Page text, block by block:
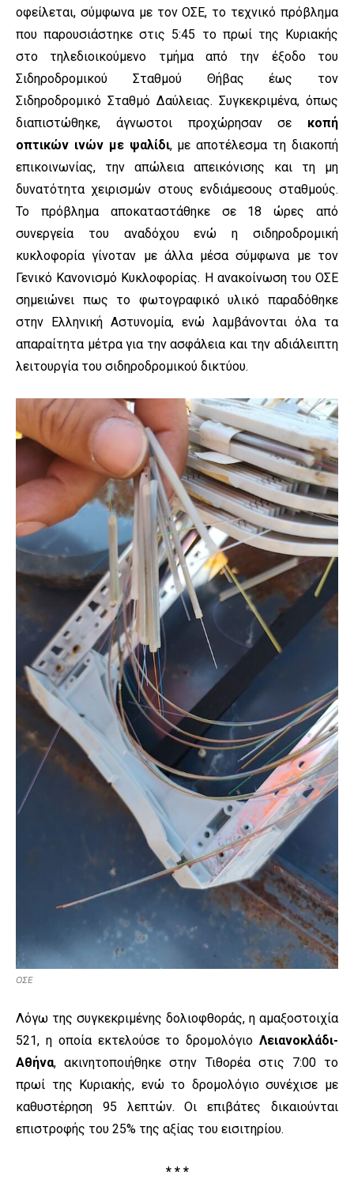
οφείλεται, σύμφωνα με τον ΟΣΕ, το τεχνικό πρόβλημα
που παρουσιάστηκε στις 5:45 το πρωί της Κυριακής
στο τηλεδιοικούμενο τμήμα από την έξοδο του
Σιδηροδρομικού Σταθμού Θήβας έως τον
Σιδηροδρομικό Σταθμό Δαύλειας. Συγκεκριμένα, όπως
διαπιστώθηκε, άγνωστοι προχώρησαν σε κοπή
οπτικών ινών με ψαλίδι, με αποτέλεσμα τη διακοπή
επικοινωνίας, την απώλεια απεικόνισης και τη μη
δυνατότητα χειρισμών στους ενδιάμεσους σταθμούς.
Το πρόβλημα αποκαταστάθηκε σε 18 ώρες από
συνεργεία του αναδόχου ενώ η σιδηροδρομική
κυκλοφορία γίνοταν με άλλα μέσα σύμφωνα με τον
Γενικό Κανονισμό Κυκλοφορίας. Η ανακοίνωση του ΟΣΕ
σημειώνει πως το φωτογραφικό υλικό παραδόθηκε
στην Ελληνική Αστυνομία, ενώ λαμβάνονται όλα τα
απαραίτητα μέτρα για την ασφάλεια και την αδιάλειπτη
λειτουργία του σιδηροδρομικού δικτύου.
ΟΣΕ
Λόγω της συγκεκριμένης δολιοφθοράς, η αμαξοστοιχία
521, η οποία εκτελούσε το δρομολόγιο Λειανοκλάδι-
Αθήνα, ακινητοποιήθηκε στην Τιθορέα στις 7:00 το
πρωί της Κυριακής, ενώ το δρομολόγιο συνέχισε με
καθυστέρηση 95 λεπτών. Οι επιβάτες δικαιούνται
επιστροφής του 25% της αξίας του εισιτηρίου.
* * *